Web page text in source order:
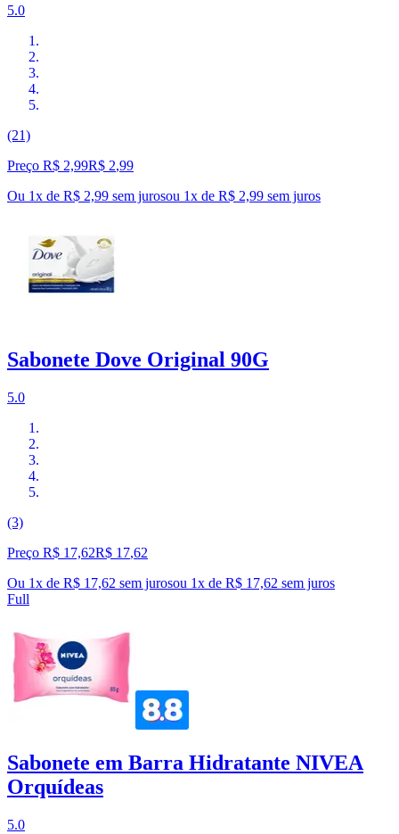
5.0
(21)
Preço R$ 2,99R$ 2,99
Ou 1x de R$ 2,99 sem jurosou 1x de R$ 2,99 sem juros
Sabonete Dove Original 90G
5.0
(3)
Preço R$ 17,62R$ 17,62
Ou 1x de R$ 17,62 sem jurosou 1x de R$ 17,62 sem juros
Full
Sabonete em Barra Hidratante NIVEA
Orquídeas
5.0